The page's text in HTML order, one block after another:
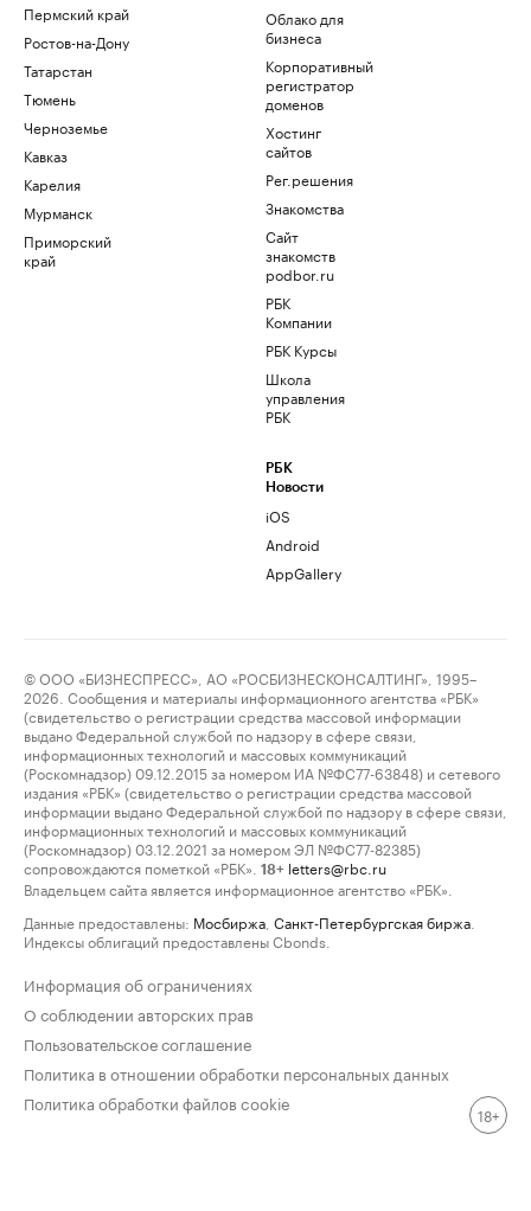
Пермский край
Ростов-на-Дону
Татарстан
Тюмень
Черноземье
Кавказ
Карелия
Мурманск
Приморский
край
Облако для
бизнеса
Корпоративный
регистратор
доменов
Хостинг
сайтов
Рег.решения
Знакомства
Сайт
знакомств
podbor.ru
РБК
Компании
РБК Курсы
Школа
управления
РБК
РБК
Новости
iOS
Android
AppGallery
© ООО «БИЗНЕСПРЕСС», АО «РОСБИЗНЕСКОНСАЛТИНГ», 1995–
2026. Сообщения и материалы информационного агентства «РБК»
(свидетельство о регистрации средства массовой информации
выдано Федеральной службой по надзору в сфере связи,
информационных технологий и массовых коммуникаций
(Роскомнадзор) 09.12.2015 за номером ИА №ФС77-63848) и сетевого
издания «РБК» (свидетельство о регистрации средства массовой
информации выдано Федеральной службой по надзору в сфере связи,
информационных технологий и массовых коммуникаций
(Роскомнадзор) 03.12.2021 за номером ЭЛ №ФС77-82385)
сопровождаются пометкой «РБК».
18+ letters@rbc.ru
Владельцем сайта является информационное агентство «РБК».
Данные предоставлены: Мосбиржа Санкт-Петербургская биржа
Индексы облигаций предоставлены Cbonds.
Информация об ограничениях
О соблюдении авторских прав
Пользовательское соглашение
Политика в отношении обработки персональных данных
Политика обработки файлов cookie
18+